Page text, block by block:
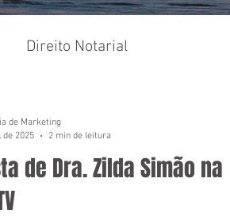
Direito Notarial
de Dra. Zilda Simão na
de Marketing
de 2025
2 min de leitura